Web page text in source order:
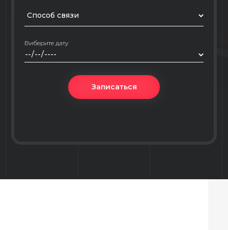
Способ связи
Виберите дату
Записаться